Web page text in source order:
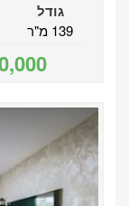
גודל
139 מ"ר